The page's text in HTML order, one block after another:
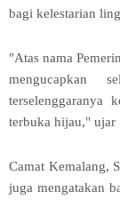
bagi kelestarian
"Atas nama
mengucapkan
terselenggaranya
terbuka hijau," ujar
Camat Kemalang,
juga mengatakan